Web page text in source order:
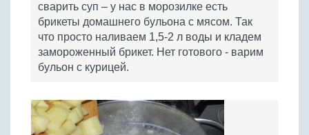
сварить суп – у нас в морозилке есть
брикеты домашнего бульона с мясом. Так
что просто наливаем 1,5-2 л воды и кладем
замороженный брикет. Нет готового - варим
бульон с курицей.